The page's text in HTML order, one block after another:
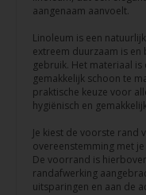
aangenaam aanvoelt.
Linoleum is een
extreem duurzaam is
gebruik. Het materiaal
gemakkelijk schoon te
praktische keuze voor
hygiënisch en
Je kiest de voorste rand
overeenstemming met
De voorrand is
randafwerking
uitsparingen en aan de